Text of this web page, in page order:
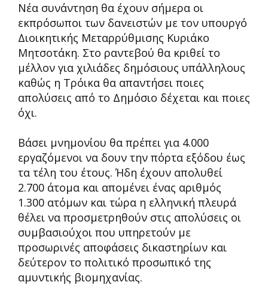
Νέα συνάντηση θα έχουν σήμερα οι
εκπρόσωποι των δανειστών με τον υπουργό
Διοικητικής Μεταρρύθμισης Κυριάκο
Μητσοτάκη. Στο ραντεβού θα κριθεί το
μέλλον για χιλιάδες δημόσιους υπάλληλους
καθώς η Τρόικα θα απαντήσει ποιες
απολύσεις από το Δημόσιο δέχεται και ποιες
όχι.
Βάσει μνημονίου θα πρέπει για 4.000
εργαζόμενοι να δουν την πόρτα εξόδου έως
τα τέλη του έτους. Ήδη έχουν απολυθεί
2.700 άτομα και απομένει ένας αριθμός
1.300 ατόμων και τώρα η ελληνική πλευρά
θέλει να προσμετρηθούν στις απολύσεις οι
συμβασιούχοι που υπηρετούν με
προσωρινές αποφάσεις δικαστηρίων και
δεύτερον το πολιτικό προσωπικό της
αμυντικής βιομηχανίας.